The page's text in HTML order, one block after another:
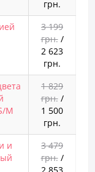
грн.
3 199
грн./
2 623
грн.
M
1 829
грн./
1 500
грн.
и
3 479
грн./